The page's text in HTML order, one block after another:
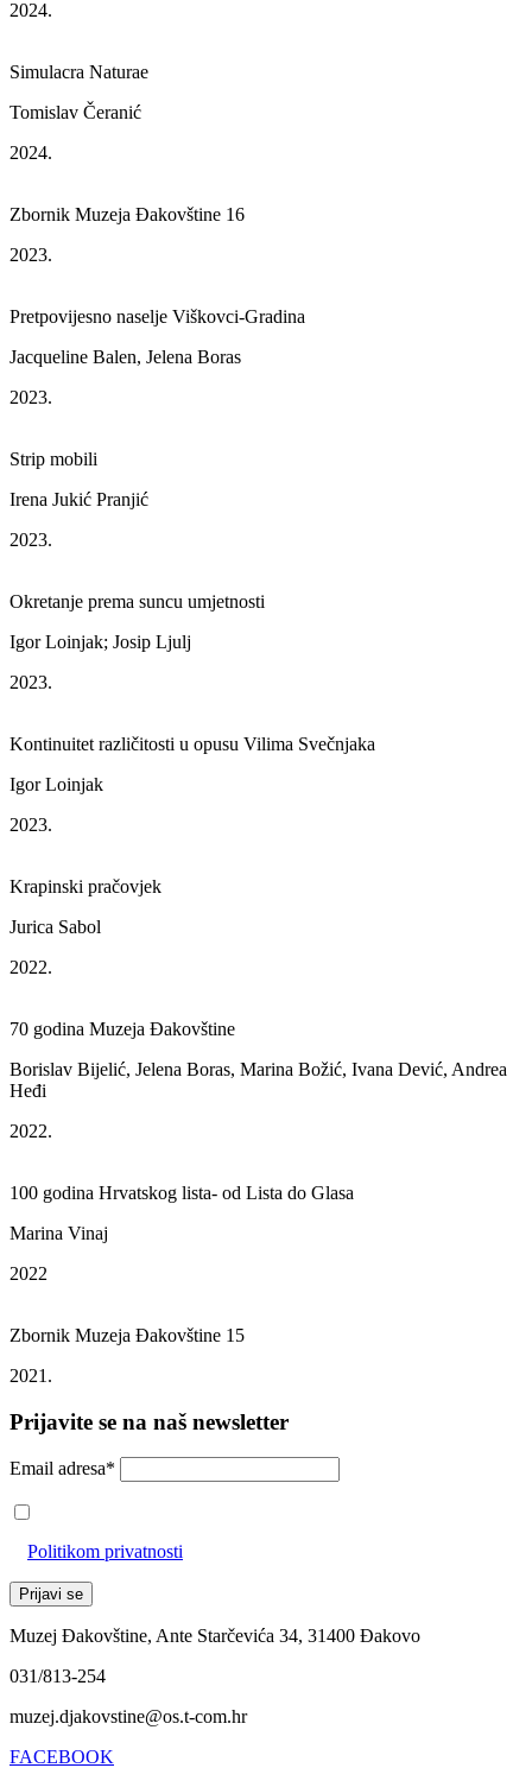
2024.
Simulacra Naturae
Tomislav Čeranić
2024.
Zbornik Muzeja Đakovštine 16
2023.
Pretpovijesno naselje Viškovci-Gradina
Jacqueline Balen, Jelena Boras
2023.
Strip mobili
Irena Jukić Pranjić
2023.
Okretanje prema suncu umjetnosti
Igor Loinjak; Josip Ljulj
2023.
Kontinuitet različitosti u opusu Vilima Svečnjaka
Igor Loinjak
2023.
Krapinski pračovjek
Jurica Sabol
2022.
70 godina Muzeja Đakovštine
Borislav Bijelić, Jelena Boras, Marina Božić, Ivana Dević, Andrea
Heđi
2022.
100 godina Hrvatskog lista- od Lista do Glasa
Marina Vinaj
2022
Zbornik Muzeja Đakovštine 15
2021.
Prijavite se na naš newsletter
Email adresa*
Politikom privatnosti
Muzej Đakovštine, Ante Starčevića 34, 31400 Đakovo
031/813-254
muzej.djakovstine@os.t-com.hr
FACEBOOK